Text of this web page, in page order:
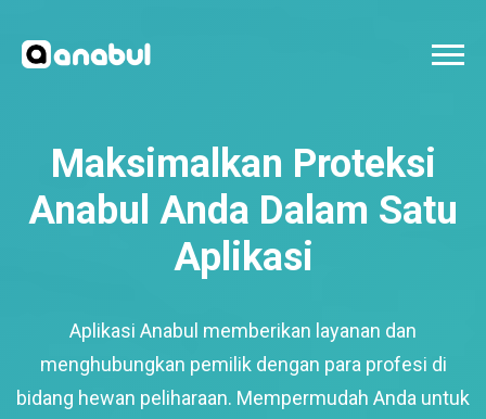
Maksimalkan Proteksi
Anabul Anda Dalam Satu
Aplikasi
Aplikasi Anabul memberikan layanan dan
menghubungkan pemilik dengan para profesi di
bidang hewan peliharaan. Mempermudah Anda untuk